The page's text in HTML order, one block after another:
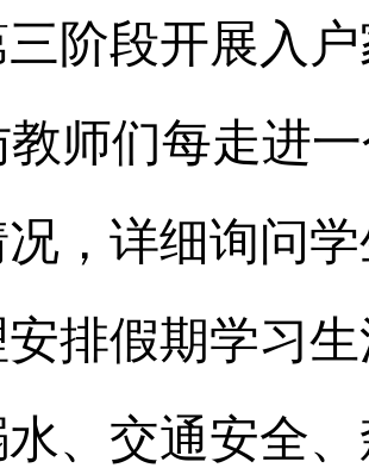
阶段开展入
教师们每走进
，详细询问
排假期学习
、交通安全